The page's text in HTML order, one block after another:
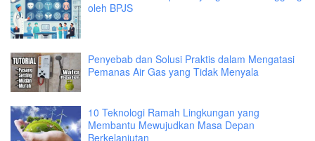
oleh BPJS
Penyebab dan Solusi Praktis dalam Mengatasi
Pemanas Air Gas yang Tidak Menyala
10 Teknologi Ramah Lingkungan yang
Membantu Mewujudkan Masa Depan
Berkelanjutan